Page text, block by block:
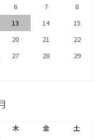
6 7
8
13 14
15
20 21
22
27 28
29
木 金
土